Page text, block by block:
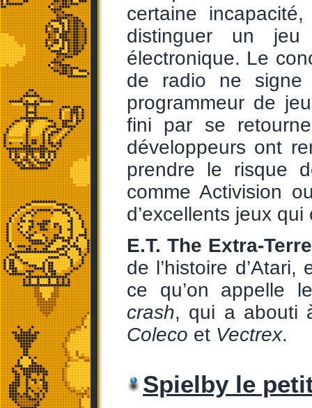
certaine
distinguer un jeu
électronique. Le
de radio ne
programmeur de
fini par se
développeurs ont
prendre le risque
comme Activision
d’excellents jeux
E.T. The Extra-
de l’histoire
ce qu’on appelle
crash, qui a abouti
Coleco et Vectrex.
Spielby le